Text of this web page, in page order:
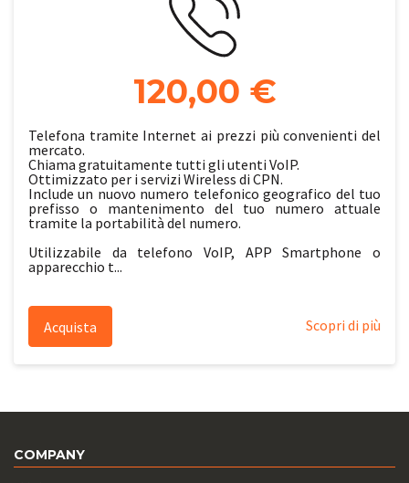
120,00 €
Telefona tramite Internet ai prezzi più convenienti del
mercato.
Chiama gratuitamente tutti gli utenti VoIP.
Ottimizzato per i servizi Wireless di CPN.
Include un nuovo numero telefonico geografico del tuo
prefisso o mantenimento del tuo numero attuale
tramite la portabilità del numero.
Utilizzabile da telefono VoIP, APP Smartphone o
apparecchio t...
Scopri di più
Acquista
COMPANY